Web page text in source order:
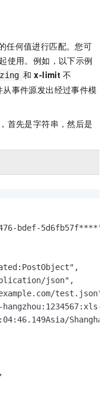
任何值进行匹配。您可
使用。例如，以下示例
和 x-limit 不
事件源发出经过事件模
首先是字符串，然后是
bdef-5d6fb57f****",
json",
test.json",